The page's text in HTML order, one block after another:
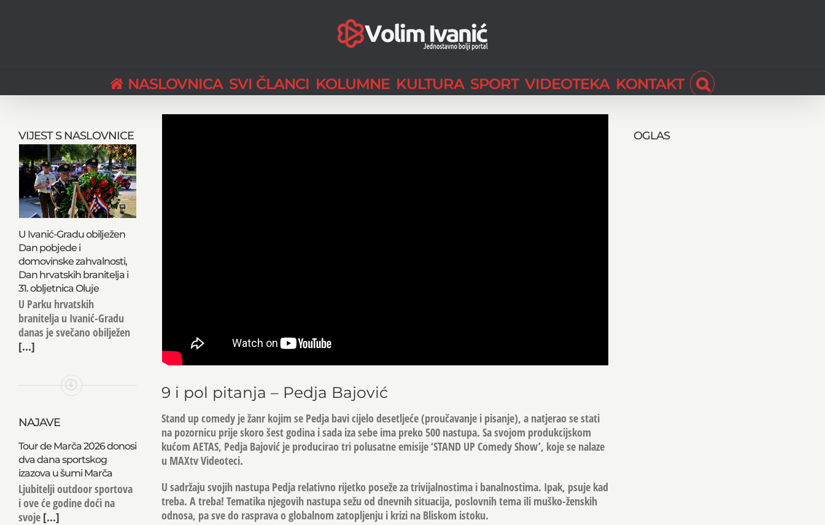
NASLOVNICA SVI ČLANCI KOLUMNE KULTURA SPORT VIDEOTEKA KONTAKT
9 i pol pitanja – Pedja Bajović
Stand up comedy je žanr kojim se Pedja bavi cijelo desetljeće (proučavanje i pisanje), a natjerao se stati
na pozornicu prije skoro šest godina i sada iza sebe ima preko 500 nastupa. Sa svojom produkcijskom
kućom AETAS, Pedja Bajović je producirao tri polusatne emisije ‘STAND UP Comedy Show’, koje se nalaze
u MAXtv Videoteci.
U sadržaju svojih nastupa Pedja relativno rijetko poseže za trivijalnostima i banalnostima. Ipak, psuje kad
treba. A treba! Tematika njegovih nastupa sežu od dnevnih situacija, poslovnih tema ili muško-ženskih
odnosa, pa sve do rasprava o globalnom zatopljenju i krizi na Bliskom istoku.
VIJEST S NASLOVNICE
U Ivanić-Gradu obilježen
Dan pobjede i
domovinske zahvalnosti,
Dan hrvatskih branitelja i
31. obljetnica Oluje
U Parku hrvatskih
branitelja u Ivanić-Gradu
danas je svečano obilježen
[...]
NAJAVE
Tour de Marča 2026 donosi
dva dana sportskog
izazova u šumi Marča
Ljubitelji outdoor sportova
i ove će godine doći na
svoje[...]
OGLAS